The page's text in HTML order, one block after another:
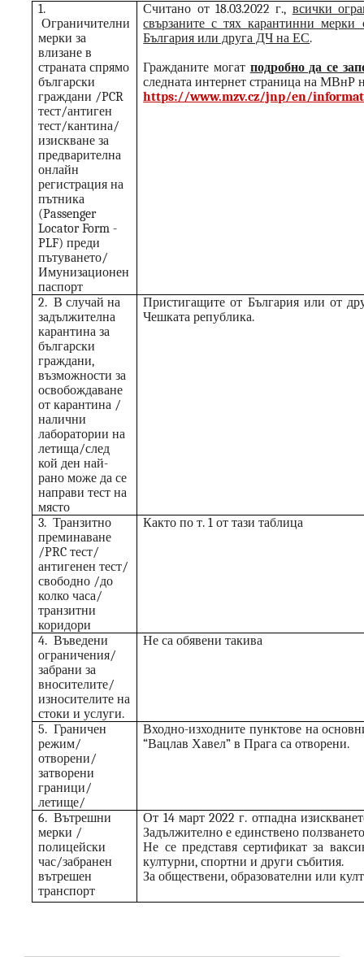
1.
Ограничителни
мерки за
влизане в
страната спрямо
български
граждани /PCR
тест/антиген
тест/кантина/
изискване за
предварителна
онлайн
регистрация на
пътника
(Passenger
Locator Form -
PLF) преди
пътуването/
Имунизационен
паспорт
Считано от 18.03.2022 г., всички
свързаните с тях карантинни
България или друга ДЧ на ЕС.
Гражданите могат подробно да се
следната интернет страница на МВнР
https://www.mzv.cz/jnp/en/
2. В случай на
задължителна
карантина за
български
граждани,
възможности за
освобождаване
от карантина /
налични
лаборатории на
летища/след
кой ден най-
рано може да се
направи тест на
място
Пристигащите от България или от
Чешката република.
3. Транзитно
преминаване
/PRC тест/
антигенен тест/
свободно /до
колко часа/
транзитни
коридори
Както по т. 1 от тази таблица
4. Въведени
ограничения/
забрани за
вносителите/
износителите на
стоки и услуги.
Не са обявени такива
5. Граничен
режим/
отворени/
затворени
граници/
летище/
Входно-изходните пунктове на
“Вацлав Хавел” в Прага са отворени.
6. Вътрешни
мерки /
полицейски
час/забранен
вътрешен
транспорт
От 14 март 2022 г. отпадна
Задължително е единствено
Не сепредставя сертификат за
културни, спортни и други събития.
За обществени, образователни или